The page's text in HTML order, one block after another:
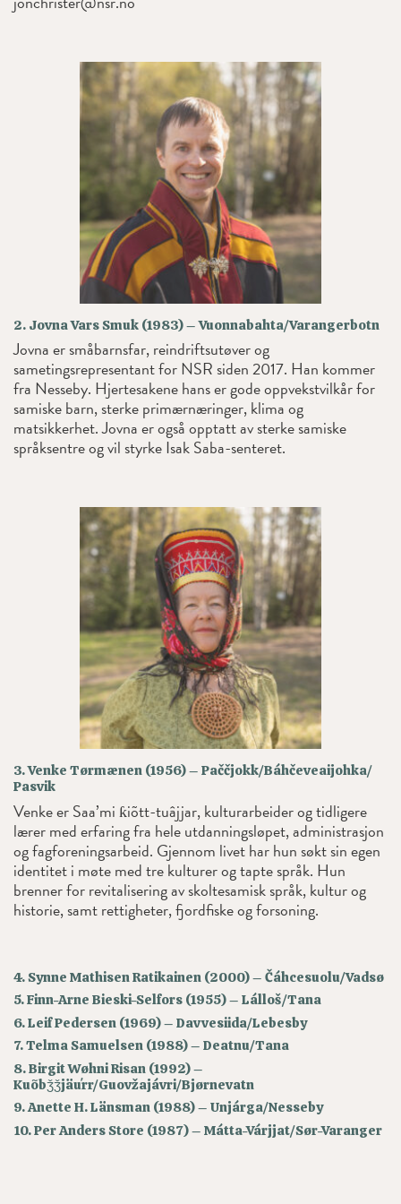
2. Jovna Vars Smuk (1983) – Vuonnabahta/Varangerbotn
Jovna er småbarnsfar, reindriftsutøver og
sametingsrepresentant for NSR siden 2017. Han kommer
fra Nesseby. Hjertesakene hans er gode oppvekstvilkår for
samiske barn, sterke primærnæringer, klima og
matsikkerhet. Jovna er også opptatt av sterke samiske
språksentre og vil styrke Isak Saba-senteret.
3. Venke Tørmænen (1956) – Paččjokk/Báhčeveaijohka/
Pasvik
Venke er Saa’mi ƙiõtt-tuâjjar, kulturarbeider og tidligere
lærer med erfaring fra hele utdanningsløpet, administrasjon
og fagforeningsarbeid. Gjennom livet har hun søkt sin egen
identitet i møte med tre kulturer og tapte språk. Hun
brenner for revitalisering av skoltesamisk språk, kultur og
historie, samt rettigheter, fjordfiske og forsoning.
4. Synne Mathisen Ratikainen (2000) – Čáhcesuolu/Vadsø
5. Finn-Arne Bieski-Selfors (1955) – Lálloš/Tana
6. Leif Pedersen (1969) – Davvesiida/Lebesby
7. Telma Samuelsen (1988) – Deatnu/Tana
8. Birgit Wøhni Risan (1992) –
Kuõbǯǯjäuʹrr/Guovžajávri/Bjørnevatn
9. Anette H. Länsman (1988) – Unjárga/Nesseby
10. Per Anders Store (1987) – Mátta-Várjjat/Sør-Varanger